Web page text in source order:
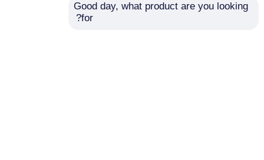
Good day, what product are you looking
for?